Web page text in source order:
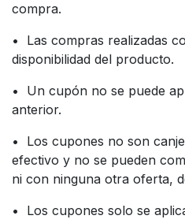
compra.
• Las compras realizadas
disponibilidad del producto.
• Un cupón no se puede
anterior.
• Los cupones no son
efectivo y no se pueden
ni con ninguna otra oferta,
• Los cupones solo se